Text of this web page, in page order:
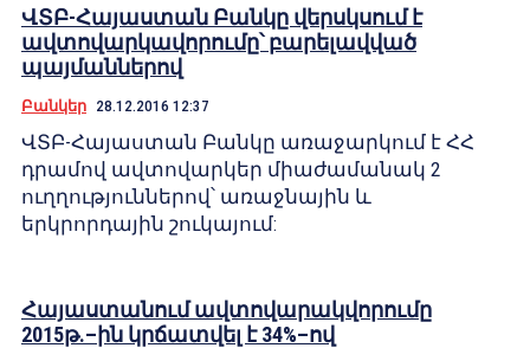
ՎՏԲ-Հայաստան Բանկը վերսկսում է
ավտովարկավորումը՝ բարելավված
պայմաններով
Բանկեր 28.12.2016 12:37
ՎՏԲ-Հայաստան Բանկը առաջարկում է ՀՀ
դրամով ավտովարկեր միաժամանակ 2
ուղղություններով՝ առաջնային և
երկրորդային շուկայում:
Հայաստանում ավտովարակվորումը
2015թ.–ին կրճատվել է 34%–ով